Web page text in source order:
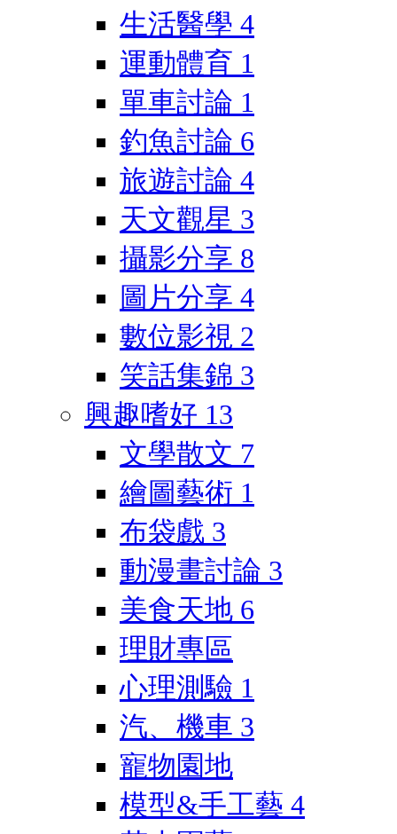
生活醫學 4
運動體育 1
單車討論 1
釣魚討論 6
旅遊討論 4
天文觀星 3
攝影分享 8
圖片分享 4
數位影視 2
笑話集錦 3
興趣嗜好 13
文學散文 7
繪圖藝術 1
布袋戲 3
動漫畫討論 3
美食天地 6
理財專區
心理測驗 1
汽、機車 3
寵物園地
模型&手工藝 4